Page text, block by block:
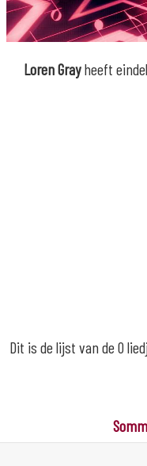
Loren Grayheeft
Dit is de lijst van de 0